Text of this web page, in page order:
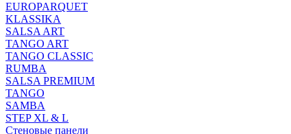
EUROPARQUET
KLASSIKA
SALSA ART
TANGO ART
TANGO CLASSIC
RUMBA
SALSA PREMIUM
TANGO
SAMBA
STEP XL & L
Стеновые панели